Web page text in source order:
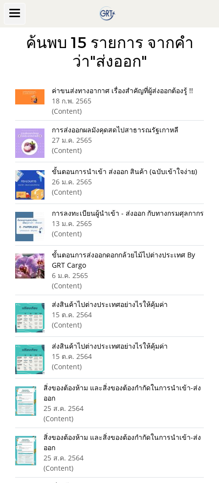
ค้นพบ 15 รายการ จากคำ
ว่า"ส่งออก"
ค่าขนส่งทางอากาศ เรื่องสำคัญที่ผู้ส่งออกต้องรู้ !!
18 ก.พ. 2565
(Content)
การส่งออกผลมังคุดสดไปสาธารณรัฐเกาหลี
27 ม.ค. 2565
(Content)
ขั้นตอนการนำเข้า ส่งออก สินค้า (ฉบับเข้าใจง่าย)
26 ม.ค. 2565
(Content)
การลงทะเบียนผู้นำเข้า - ส่งออก กับทางกรมศุลกากร
13 ม.ค. 2565
(Content)
ขั้นตอนการส่งออกดอกกล้วยไม้ไปต่างประเทศ By
GRT Cargo
6 ม.ค. 2565
(Content)
ส่งสินค้าไปต่างประเทศอย่างไรให้คุ้มค่า
15 ต.ค. 2564
(Content)
ส่งสินค้าไปต่างประเทศอย่างไรให้คุ้มค่า
15 ต.ค. 2564
(Content)
สิ่งของต้องห้าม และสิ่งของต้องกำกัดในการนำเข้า-ส่ง
ออก
25 ส.ค. 2564
(Content)
สิ่งของต้องห้าม และสิ่งของต้องกำกัดในการนำเข้า-ส่ง
ออก
25 ส.ค. 2564
(Content)